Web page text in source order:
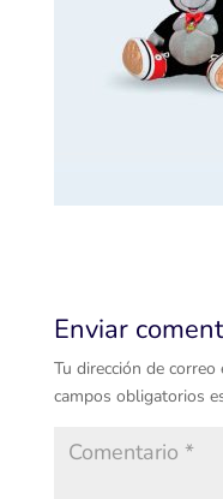
Enviar
Tu dirección de
campos obligatorios